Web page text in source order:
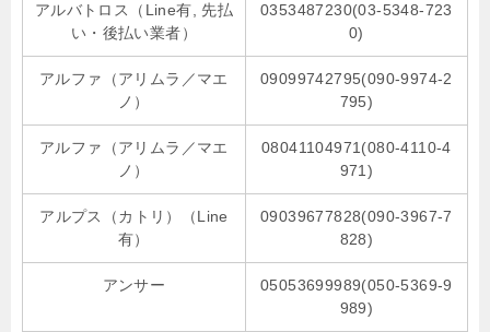
アルバトロス（Line有, 先払
い・後払い業者）
0353487230(03-5348-723
0)
アルファ（アリムラ／マエ
ノ）
09099742795(090-9974-2
795)
アルファ（アリムラ／マエ
ノ）
08041104971(080-4110-4
971)
アルプス（カトリ）（Line
有）
09039677828(090-3967-7
828)
アンサー
05053699989(050-5369-9
989)